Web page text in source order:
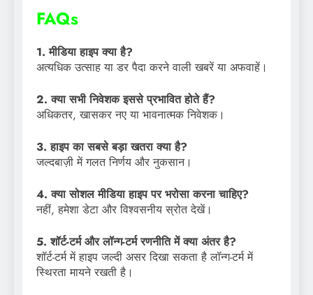
FAQs
1. मीडिया हाइप क्या है?
अत्यधिक उत्साह या डर पैदा करने वाली खबरें या अफवाहें।
2. क्या सभी निवेशक इससे प्रभावित होते हैं?
अधिकतर, खासकर नए या भावनात्मक निवेशक।
3. हाइप का सबसे बड़ा खतरा क्या है?
जल्दबाज़ी में गलत निर्णय और नुकसान।
4. क्या सोशल मीडिया हाइप पर भरोसा करना चाहिए?
नहीं, हमेशा डेटा और विश्वसनीय स्रोत देखें।
5. शॉर्ट-टर्म और लॉन्ग-टर्म रणनीति में क्या अंतर है?
शॉर्ट-टर्म में हाइप जल्दी असर दिखा सकता है लॉन्ग-टर्म में
स्थिरता मायने रखती है।